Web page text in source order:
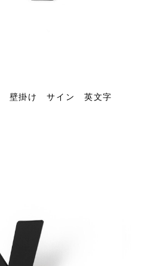
壁掛け サイン 英文字